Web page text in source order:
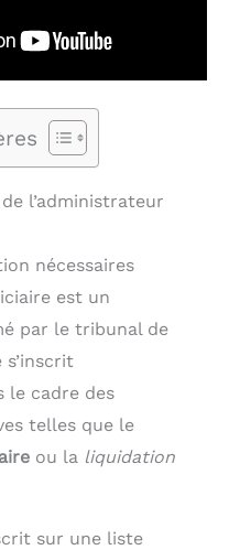
l’administrateur
nécessaires
est un
par le tribunal de
le cadre des
telles que le
ou la liquidation
sur une liste